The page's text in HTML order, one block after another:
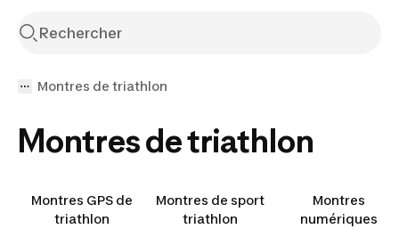
Montres de triathlon
Montres de triathlon
Montres GPS de
triathlon
Montres de sport
triathlon
Montres
numériques